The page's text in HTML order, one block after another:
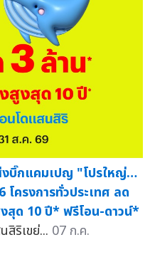
งบิ๊กแคมเปญ "โปรใหญ่…
ครงการทั่วประเทศ ลด
สุด 10 ปี* ฟรีโอน-ดาวน์*
ริเขย่... 07 ก.ค.